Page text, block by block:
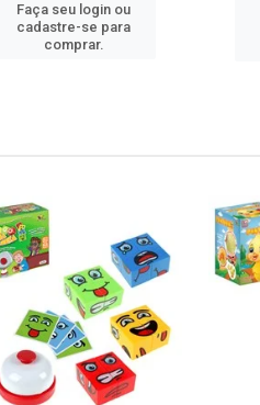
Faça seu login ou
cadastre-se para
comprar.